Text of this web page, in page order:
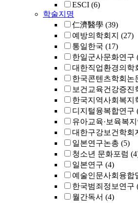
ESCI (6)
학술지명
仁濟醫學 (39)
예방의학회지 (27)
통일한국 (17)
한일군사문화연구
대한직업환경의학
한국콘텐츠학회논
보건교육건강증진
한국지역사회복지
디지털융복합연구
유아교육·보육복
대한구강보건학회
일본연구논총 (5)
청소년 문화포럼
일본연구 (4)
예술인문사회융합
한국범죄정보연구
월간독서 (4)